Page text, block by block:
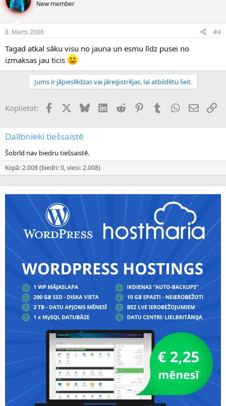
New member
8. Marts 2008 #4
Tagad atkal sāku visu no jauna un esmu līdz pusei no
izmaksas jau ticis
Jums ir jāpieslēdzas vai jāreģistrējas, lai atbildētu šeit.
Koplietot: FacebookX (Twitter)
BlueskyLinkedInReddit PinterestTumblrWhatsApp
E-pasts
Dalībnieki tiešsaistē
Šobrīd nav biedru tiešsaistē.
Kopā: 2.008 (biedri: 0, viesi: 2.008)